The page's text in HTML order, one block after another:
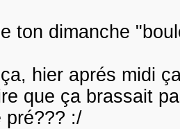
ton dimanche
hier aprés midi
que ça brassait
pré??? :/